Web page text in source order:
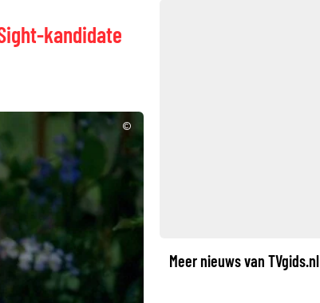
kandidate
©
Meer nieuws van TVgids.nl